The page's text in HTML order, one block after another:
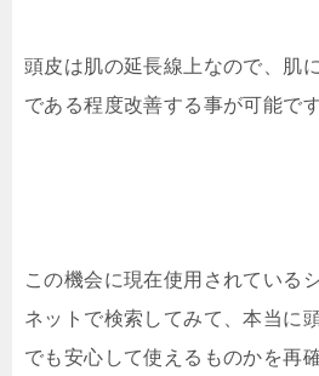
頭皮は肌の延長線上なので、肌
である程度改善する事が可能です
この機会に現在使用されている
ネットで検索してみて、本当に
でも安心して使えるものかを再